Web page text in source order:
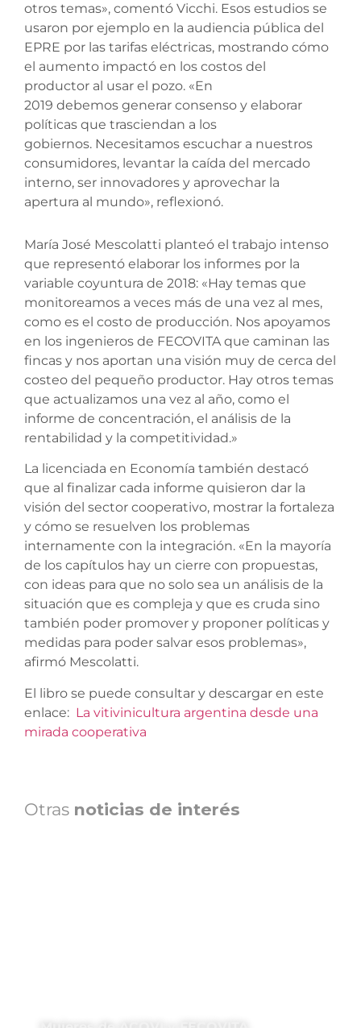
otros temas», comentó Vicchi. Esos estudios se
usaron por ejemplo en la audiencia pública del
EPRE por las tarifas eléctricas, mostrando cómo
el aumento impactó en los costos del
productor al usar el pozo. «En
2019 debemos generar consenso y elaborar
políticas que trasciendan a los
gobiernos. Necesitamos escuchar a nuestros
consumidores, levantar la caída del mercado
interno, ser innovadores y aprovechar la
apertura al mundo», reflexionó.
María José Mescolatti planteó el trabajo intenso
que representó elaborar los informes por la
variable coyuntura de 2018: «Hay temas que
monitoreamos a veces más de una vez al mes,
como es el costo de producción. Nos apoyamos
en los ingenieros de FECOVITA que caminan las
fincas y nos aportan una visión muy de cerca del
costeo del pequeño productor. Hay otros temas
que actualizamos una vez al año, como el
informe de concentración, el análisis de la
rentabilidad y la competitividad.»
La licenciada en Economía también destacó
que al finalizar cada informe quisieron dar la
visión del sector cooperativo, mostrar la fortaleza
y cómo se resuelven los problemas
internamente con la integración. «En la mayoría
de los capítulos hay un cierre con propuestas,
con ideas para que no solo sea un análisis de la
situación que es compleja y que es cruda sino
también poder promover y proponer políticas y
medidas para poder salvar esos problemas»,
afirmó Mescolatti.
El libro se puede consultar y descargar en este
enlace: La vitivinicultura argentina desde una
mirada cooperativa
Otras noticias de interés